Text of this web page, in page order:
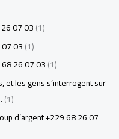
07 03(1)
03(1)
68 26 07 03(1)
et les gens s’interrogent sur
(1)
d’argent +229 68 26 07